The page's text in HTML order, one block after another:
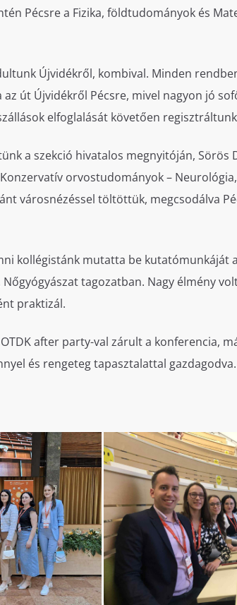
Pécsre a Fizika, földtudományok és
Újvidékről, kombival. Minden
út Újvidékről Pécsre, mivel nagyon jó
elfoglalását követően
a szekció hivatalos megnyitóján, Sörös
orvostudományok –
városnézéssel töltöttük, megcsodálva
kollégistánk mutatta be kutatómunkáját
tagozatban. Nagy élmény
praktizál.
after party-val zárult a konferencia,
és rengeteg tapasztalattal gazdagodva.